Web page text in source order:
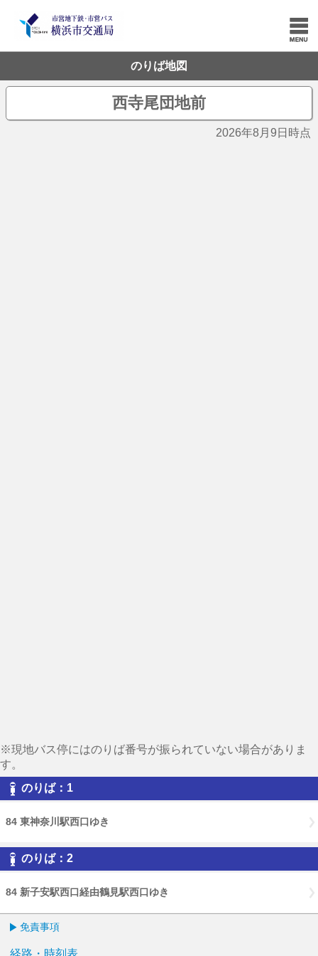
のりば地図
西寺尾団地前
2026年8月9日時点
※現地バス停にはのりば番号が振られていない場合がありま
す。
のりば：1
84 東神奈川駅西口ゆき
のりば：2
84 新子安駅西口経由鶴見駅西口ゆき
免責事項